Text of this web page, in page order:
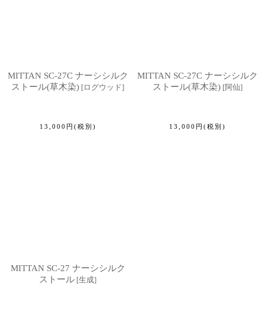
MITTAN SC-27C ナーシシルク
ストール(草木染) [ログウッド]
13,000 円 (税別)
MITTAN SC-27C ナーシシルク
ストール(草木染) [阿仙]
13,000 円 (税別)
MITTAN SC-27 ナーシシルク
ストール [生成]